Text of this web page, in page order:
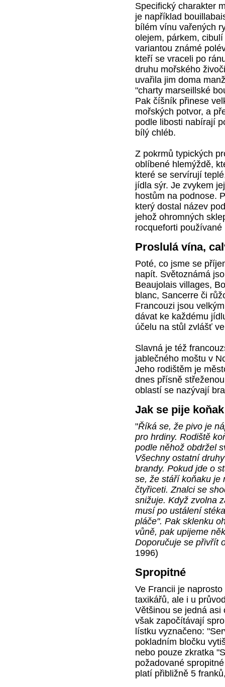
Specifický charakter
je například
bílém vínu vařených
olejem, párkem,
variantou známé
kteří se vraceli po
druhu mořského
uvařila jim doma
"charty marseillské
Pak číšník přinese
mořských potvor, a
podle libosti nabírají
bílý chléb.
Z pokrmů typických
oblíbené hlemýždě,
které se servírují
jídla sýr. Je zvykem
hostům na podnose.
který dostal název
jehož ohromných
rocqueforti používané
Proslulá vína,
Poté, co jsme se
napít. Světoznámá
Beaujolais villages,
blanc, Sancerre či
Francouzi jsou
dávat ke každému
účelu na stůl zvlášť
Slavná je též
jablečného moštu v
Jeho rodištěm je
dnes přísně
oblastí se nazývají
Jak se pije koňak
"Říká se, že pivo je
pro hrdiny. Rodiště
podle něhož obdržel
Všechny ostatní
brandy. Pokud jde o
se, že stáří koňaku je
čtyřiceti. Znalci se
snižuje. Když zvolna
musí po ustálení
pláče". Pak sklenku
vůně, pak upijeme
Doporučuje se přivřít
1996)
Spropitné
Ve Francii je
taxikářů, ale i u
Většinou se jedná asi
však započítávají
lístku vyznačeno:
pokladním bločku
nebo pouze zkratka
požadované
platí přibližně 5